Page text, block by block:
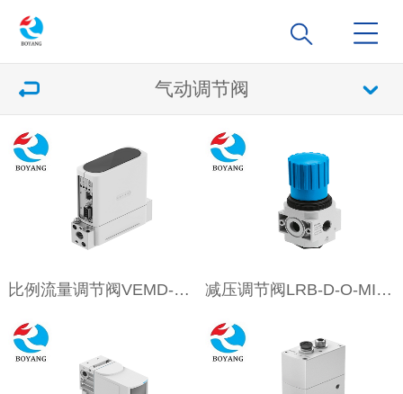
气动调节阀
比例流量调节阀VEMD-L-6-60-100-D9-G14-5YMPM1D-VA(8163829) 减压调节阀LRB-D-O-MIDI(197539)系列